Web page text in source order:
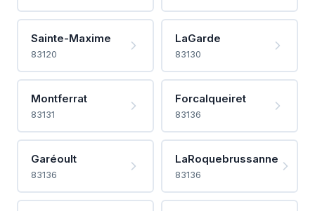
Sainte-Maxime
83120
LaGarde
83130
Montferrat
83131
Forcalqueiret
83136
Garéoult
83136
LaRoquebrussanne
83136